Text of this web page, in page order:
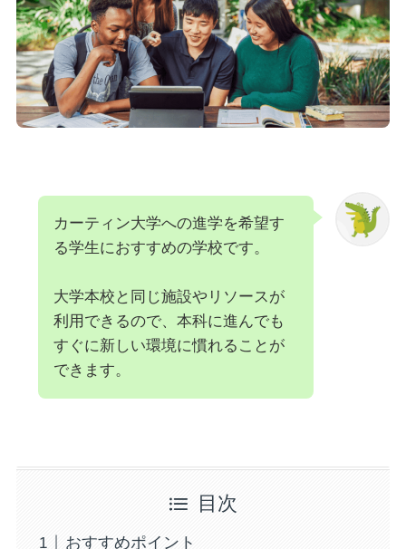
カーティン大学への進学を希望す
る学生におすすめの学校です。
大学本校と同じ施設やリソースが
利用できるので、本科に進んでも
すぐに新しい環境に慣れることが
できます。
目次
おすすめポイント